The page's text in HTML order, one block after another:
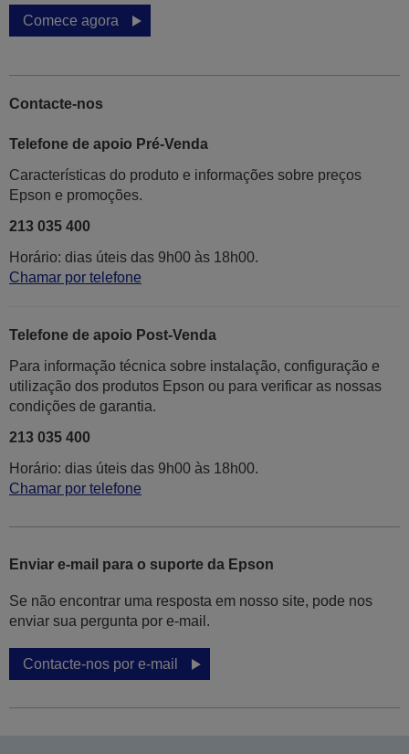
Comece agora
Contacte-nos
Telefone de apoio Pré-Venda
Características do produto e informações sobre preços
Epson e promoções.
213 035 400
Horário: dias úteis das 9h00 às 18h00.
Chamar por telefone
Telefone de apoio Post-Venda
Para informação técnica sobre instalação, configuração e
utilização dos produtos Epson ou para verificar as nossas
condições de garantia.
213 035 400
Horário: dias úteis das 9h00 às 18h00.
Chamar por telefone
Enviar e-mail para o suporte da Epson
Se não encontrar uma resposta em nosso site, pode nos
enviar sua pergunta por e-mail.
Contacte-nos por e-mail